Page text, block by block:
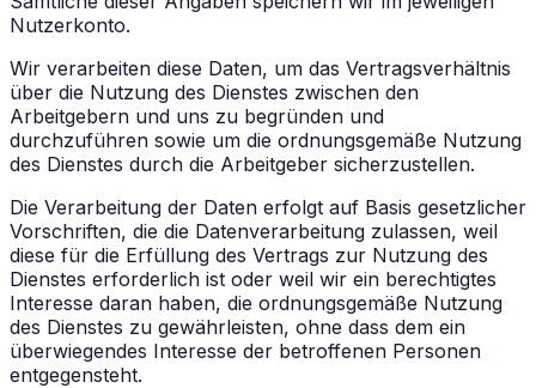
Nutzerkonto.
Wir verarbeiten diese Daten, um das Vertragsverhältnis
über die Nutzung des Dienstes zwischen den
Arbeitgebern und uns zu begründen und
durchzuführen sowie um die ordnungsgemäße Nutzung
des Dienstes durch die Arbeitgeber sicherzustellen.
Die Verarbeitung der Daten erfolgt auf Basis gesetzlicher
Vorschriften, die die Datenverarbeitung zulassen, weil
diese für die Erfüllung des Vertrags zur Nutzung des
Dienstes erforderlich ist oder weil wir ein berechtigtes
Interesse daran haben, die ordnungsgemäße Nutzung
des Dienstes zu gewährleisten, ohne dass dem ein
überwiegendes Interesse der betroffenen Personen
entgegensteht.